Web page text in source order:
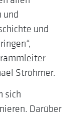
und
und
Ströhmer.
sich
Darüber